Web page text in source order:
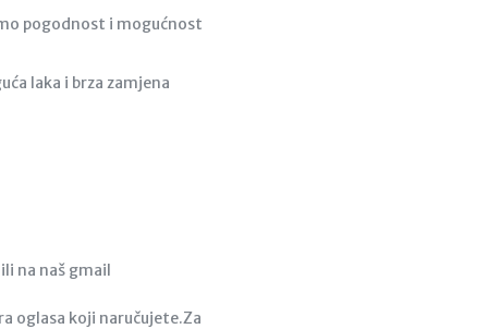
pogodnost i mogućnost
laka i brza zamjena
na naš gmail
oglasa koji naručujete.Za